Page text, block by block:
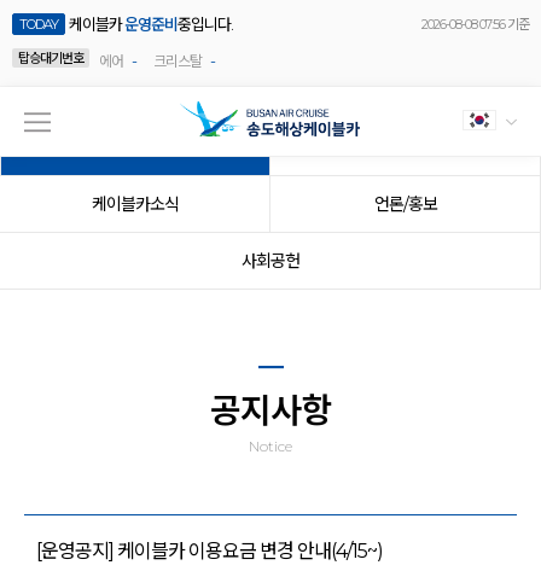
TODAY 케이블카운영준비 중입니다.
2026-08-08 07:56 기준
탑승대기번호
에어 - 크리스탈 -
케이블카소식 언론/홍보
사회공헌
공지사항
Notice
[운영공지] 케이블카 이용요금 변경 안내(4/15~)